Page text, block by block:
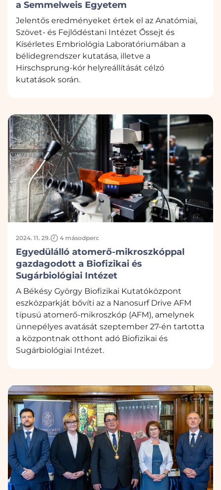
a Semmelweis Egyetem
Jelentős eredményeket értek el az Anatómiai,
Szövet- és Fejlődéstani Intézet Őssejt és
Kísérletes Embriológia Laboratóriumában a
bélidegrendszer kutatása, illetve a
Hirschsprung-kór helyreállítását célzó
kutatások során.
2024. 11. 29. 4 másodperc
Egyedülálló atomerő-mikroszkóppal
gazdagodott a Biofizikai és
Sugárbiológiai Intézet
A Békésy György Biofizikai Kutatóközpont
eszközparkját bővíti az a Nanosurf Drive AFM
típusú atomerő-mikroszkóp (AFM), amelynek
ünnepélyes avatását szeptember 27-én tartotta
a központnak otthont adó Biofizikai és
Sugárbiológiai Intézet.